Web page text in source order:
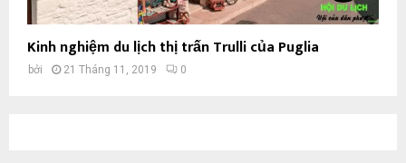
Kinh nghiệm du lịch thị trấn Trulli của Puglia
bởi 21 Tháng 11, 2019 0